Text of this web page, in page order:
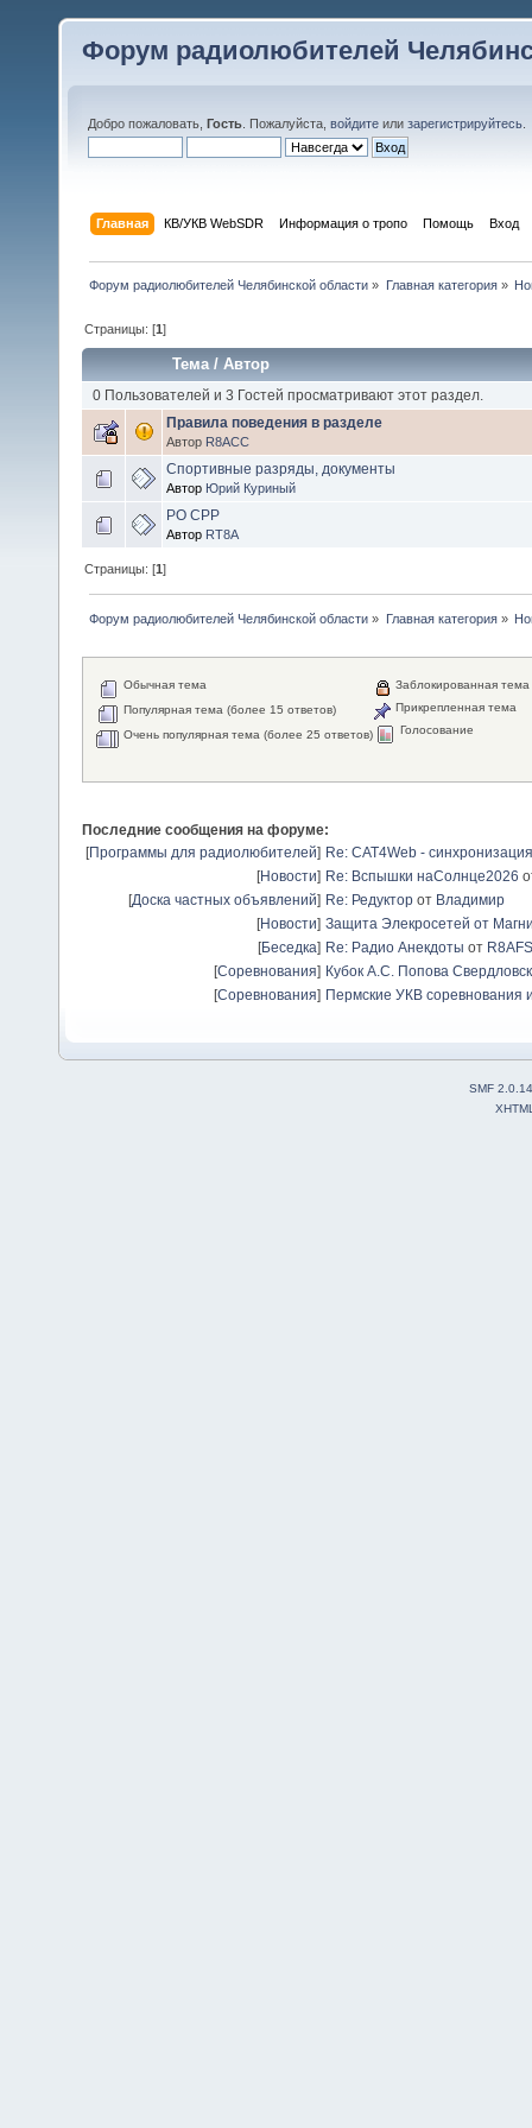
Форум радиолюбителей
Добро пожаловать, Гость . Пожалуйста, войдите или зарегистрируйтесь
Главная КВ/УКВ WebSDR Информация о тропо Помощь Вход
Форум радиолюбителей Челябинской области » Главная категория»
Страницы: [1]
Тема/Автор
0 Пользователей и 3 Гостей просматривают этот раздел.
Правила поведения в разделе
Автор R8ACC
Спортивные разряды, документы
Автор Юрий Куриный
РО СРР
Автор RT8A
Страницы: [1]
Форум радиолюбителей Челябинской области » Главная категория»
Обычная тема
Популярная тема (более 15 ответов)
Очень популярная тема (более 25 ответов)
Заблокированная тема
Прикрепленная тема
Голосование
Последние сообщения на форуме:
[Программы для радиолюбителей] Re: CAT4Web -
[Новости] Re: Вспышки наСолнце2026
[Доска частных объявлений] Re: Редуктор от Владимир
[Новости] Защита Элекросетей от
[Беседка] Re: Радио Анекдоты от R8AFS
[Соревнования] Кубок А.С. Попова
[Соревнования] Пермские УКВ соревнования
SMF 2.0.14